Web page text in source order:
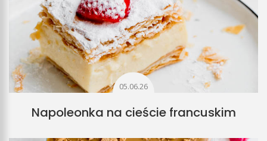
05.06.26
Napoleonka na cieście francuskim